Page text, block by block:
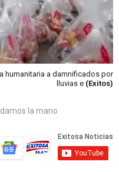
humanitaria a damnificados por
lluvias e (Exitos)
la mano